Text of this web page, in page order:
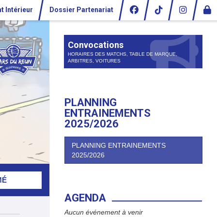
Intérieur Dossier Partenariat
Convocations
HORAIRES DES MATCHS, TABLE DE MARQUE,
ARBITRES, VOITURES
PLANNING
ENTRAINEMENTS
2025/2026
PLANNING ENTRAINEMENTS
2025/2026
AGENDA
Aucun événement à venir